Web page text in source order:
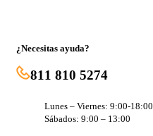
¿Necesitas ayuda?
811 810 5274
Lunes – Viernes: 9:00-18:00
Sábados: 9:00 – 13:00